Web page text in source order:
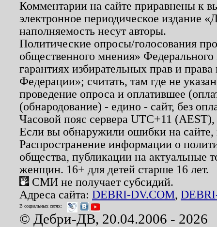
Комментарии на сайте приравнены к
электронное периодическое издание
наполняемость несут авторы.
Политические опросы/голосования
общественного мнения»
гарантиях избирательных прав и
Федерации»; считать, там где не
проведение опроса и оплатившее
(обнародование) - едино - сайт, без
Часовой пояс сервера UTC+11
Если вы обнаружили ошибки на
Распространение информации о
общества, публикации на актуальные
женщин. 16+ для детей старше 16 лет.
СМИ не получает субсидий.
Адреса сайта: DEBRI-DV.COM,
В социальных сетях:
© Дебри-ДВ, 20.04.2006 - 2026